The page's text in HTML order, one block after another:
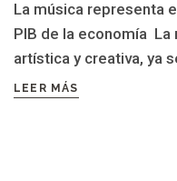
La música representa
PIB de la economía
artística y creativa, ya
LEER MÁS